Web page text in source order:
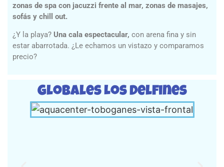
zonas de spa con jacuzzi frente al mar, zonas de masajes,
sofás y chill out.
¿Y la playa? Una cala espectacular, con arena fina y sin
estar abarrotada. ¿Le echamos un vistazo y comparamos
precio?
Globales Los Delfines